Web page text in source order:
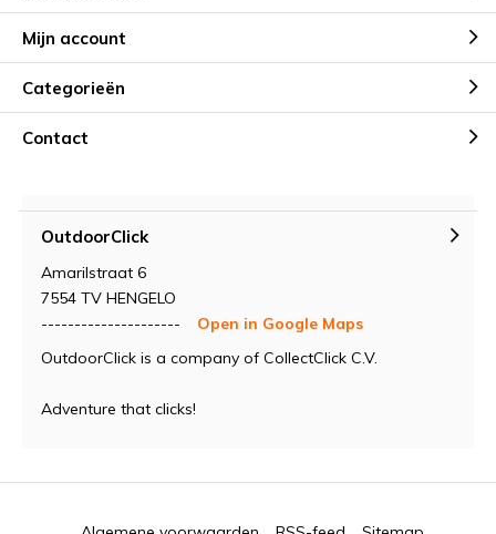
Mijn account
Categorieën
Contact
OutdoorClick
Amarilstraat 6
7554 TV HENGELO
---------------------
Open in Google Maps
OutdoorClick is a company of CollectClick C.V.
Adventure that clicks!